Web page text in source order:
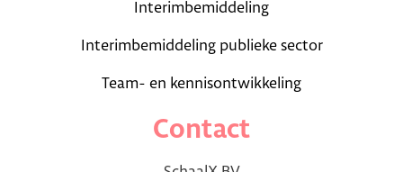
Interimbemiddeling
Interimbemiddeling publieke sector
Team- en kennisontwikkeling
Contact